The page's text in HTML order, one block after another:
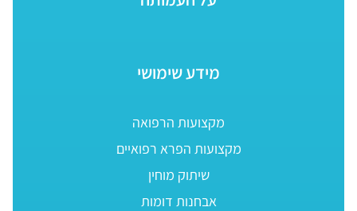
מידע שימושי
מקצועות הרפואה
מקצועות הפרא רפואיים
שיתוק מוחין
אבחנות דומות